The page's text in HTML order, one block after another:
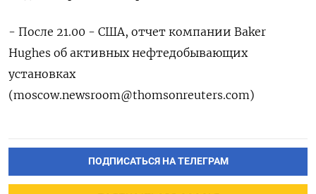
- После 21.00 - США, отчет компании Baker
Hughes об активных нефтедобывающих
установках
(moscow.newsroom@thomsonreuters.com)
ПОДПИСАТЬСЯ НА ТЕЛЕГРАМ